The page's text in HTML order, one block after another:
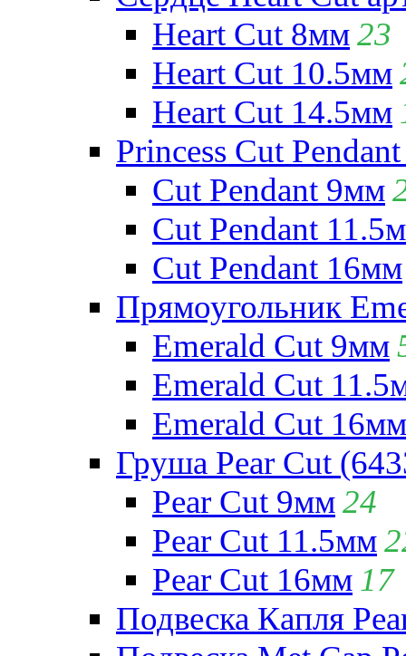
Heart Cut 8мм23
Heart Cut 10.5мм
Heart Cut 14.5мм
Princess Cut
Cut Pendant 9мм
Cut Pendant
Cut Pendant 16мм
Прямоугольник
Emerald Cut 9мм
Emerald Cut
Emerald Cut 16мм
Груша Pear Cut
Pear Cut 9мм24
Pear Cut 11.5мм
Pear Cut 16мм 17
Подвеска Капля